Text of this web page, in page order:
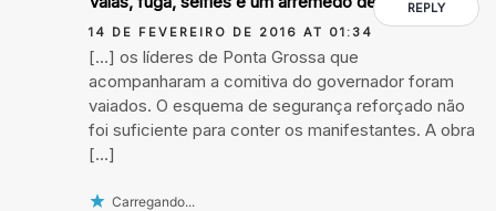
REPLY
14 DE FEVEREIRO DE 2016 AT 01:34
[…] os líderes de Ponta Grossa que
acompanharam a comitiva do governador foram
vaiados. O esquema de segurança reforçado não
foi suficiente para conter os manifestantes. A obra
[…]
Carregando...